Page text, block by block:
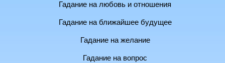
Гадание на любовь и отношения
Гадание на ближайшее будущее
Гадание на желание
Гадание на вопрос